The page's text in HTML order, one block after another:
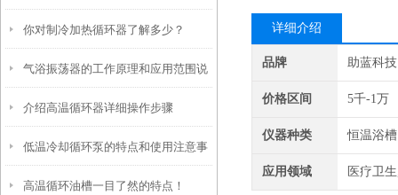
用步骤
你对制冷加热循环器了解多少？
气浴振荡器的工作原理和应用范围说
明
介绍高温循环器详细操作步骤
低温冷却循环泵的特点和使用注意事
项
高温循环油槽一目了然的特点！
详细介绍
品牌 助蓝科技
价格区间 5千-1万
仪器种类 恒温浴槽
应用领域 医疗卫